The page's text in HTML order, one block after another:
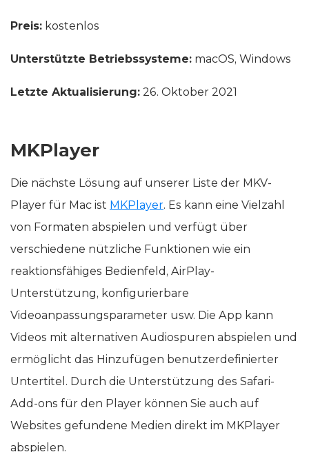
Preis: kostenlos
Unterstützte Betriebssysteme: macOS, Windows
Letzte Aktualisierung: 26. Oktober 2021
MKPlayer
Die nächste Lösung auf unserer Liste der MKV-
Player für Mac ist MKPlayer. Es kann eine Vielzahl
von Formaten abspielen und verfügt über
verschiedene nützliche Funktionen wie ein
reaktionsfähiges Bedienfeld, AirPlay-
Unterstützung, konfigurierbare
Videoanpassungsparameter usw. Die App kann
Videos mit alternativen Audiospuren abspielen und
ermöglicht das Hinzufügen benutzerdefinierter
Untertitel. Durch die Unterstützung des Safari-
Add-ons für den Player können Sie auch auf
Websites gefundene Medien direkt im MKPlayer
abspielen.